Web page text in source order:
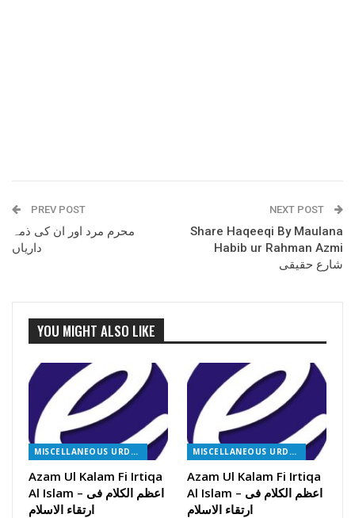
PREV POST
محرم مرد اور ان کی ذمہ
داریاں
NEXT POST
Share Haqeeqi By Maulana
Habib ur Rahman Azmi
شارع حقیقی
YOU MIGHT ALSO LIKE
MISCELLANEOUS URDU BOOKS
Azam Ul Kalam Fi Irtiqa
Al Islam – اعظم الکلام فی
ارتقاء الاسلام
MISCELLANEOUS URDU BOOKS
Azam Ul Kalam Fi Irtiqa
Al Islam – اعظم الکلام فی
ارتقاء الاسلام